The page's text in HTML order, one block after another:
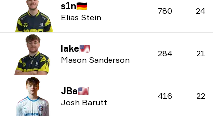
s1n🇩🇪
Elias Stein
780 24
lake🇺🇸
Mason Sanderson
284 21
JBa🇺🇸
Josh Barutt
416 22